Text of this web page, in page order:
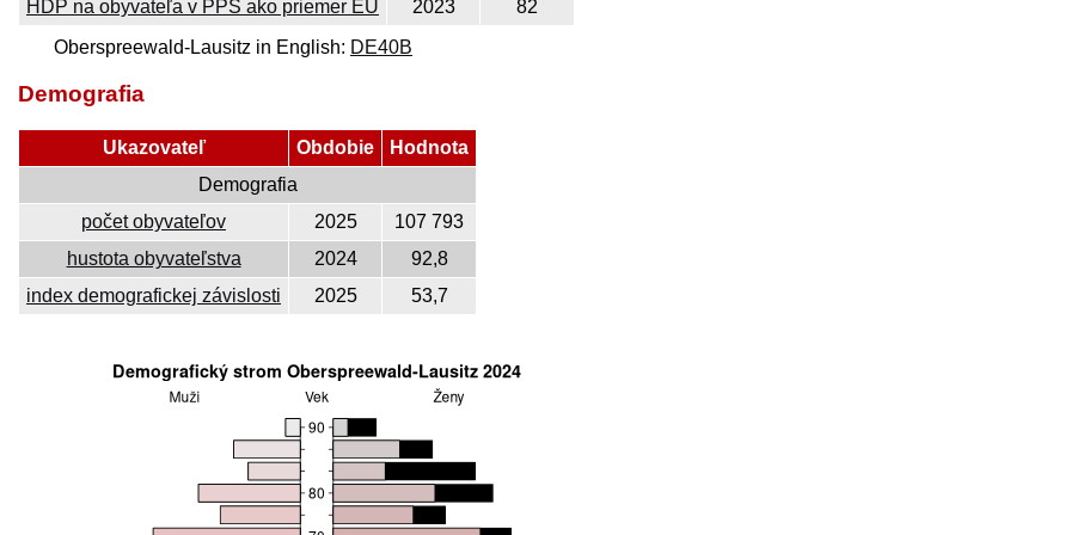
HDP na obyvateľa v PPS ako priemer EÚ 2023
82
Oberspreewald-Lausitz in English: DE40B
Demografia
Ukazovateľ Obdobie
Hodnota
Demografia
počet obyvateľov
2025
107 793
hustota obyvateľstva
2024
92,8
index demografickej závislosti
2025 53,7